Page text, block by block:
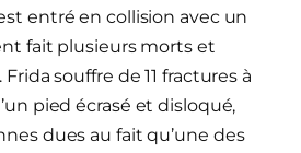
entré en collision avec un
fait plusieurs morts et
souffre de 11 fractures à
pied écrasé et disloqué,
dues au fait qu’une des